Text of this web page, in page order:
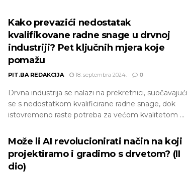
Kako prevazići nedostatak
kvalifikovane radne snage u drvnoj
industriji? Pet ključnih mjera koje
pomažu
PIT.BA REDAKCIJA 18. septembra 2024. 0
Drvna industrija se nalazi na prekretnici, suočavajući
se s nedostatkom kvalificirane radne snage, dok
istovremeno raste potreba za većom kvalitetom ...
Može li AI revolucionirati način na koji
projektiramo i gradimo s drvetom? (II
dio)